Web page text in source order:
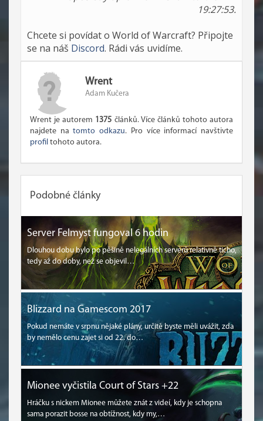
19:27:53.
Chcete si povídat o World of Warcraft? Připojte
se na náš Discord. Rádi vás uvidíme.
Wrent
Adam Kučera
Wrent je autorem 1375 článků. Více článků tohoto autora
najdete natomto odkazu. Pro více informací navštivte
profil tohoto autora.
Podobné články
Server Felmyst fungoval 6 hodin
Dlouhou dobu bylo po pěšině nelegálních serverů relativně ticho,
tedy až do doby, než se objevil…
Blizzard na Gamescom 2017
Pokud nemáte v srpnu nějaké plány, určitě byste měli uvážit, zda
by nemělo cenu zajet si od 22. do…
Mionee vyčistila Court of Stars +22
Hráčku s nickem Mionee můžete znát z videí, kdy je schopna
sama porazit bosse na obtížnost, kdy my,…